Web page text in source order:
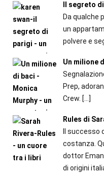
Il segreto
Da qualche
un
polvere e
Un milione
Prep,
Crew. […]
Rules di
Il
costanza.
dottor
di origini